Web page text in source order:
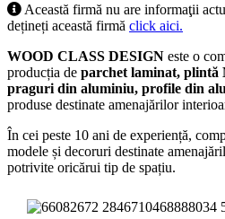
Această firmă nu are informaţii
dețineți această firmă click aici.
WOOD CLASS DESIGN este o
producția de parchet laminat, plintă
praguri din aluminiu, profile din
produse destinate amenajărilor
În cei peste 10 ani de experiență,
modele și decoruri destinate
potrivite oricărui tip de spațiu.